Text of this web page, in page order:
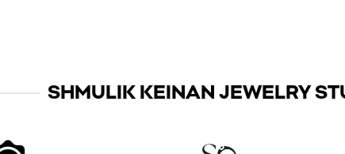
SHMULIK KEINAN JEWELRY